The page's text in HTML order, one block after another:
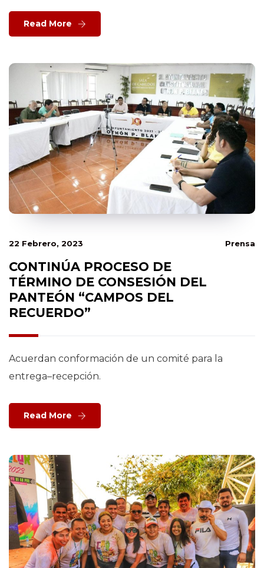
Read More
22 Febrero, 2023 Prensa
CONTINÚA PROCESO DE
TÉRMINO DE CONSESIÓN DEL
PANTEÓN “CAMPOS DEL
RECUERDO”
Acuerdan conformación de un comité para la
entrega–recepción.
Read More